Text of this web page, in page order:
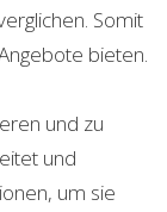
Somit
bieten.
und zu
und
um sie